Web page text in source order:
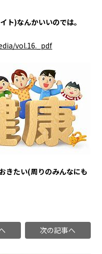
ト)なんかいいのでは。
vol.16._pdf
きたい(周りのみんなにも
次の記事へ